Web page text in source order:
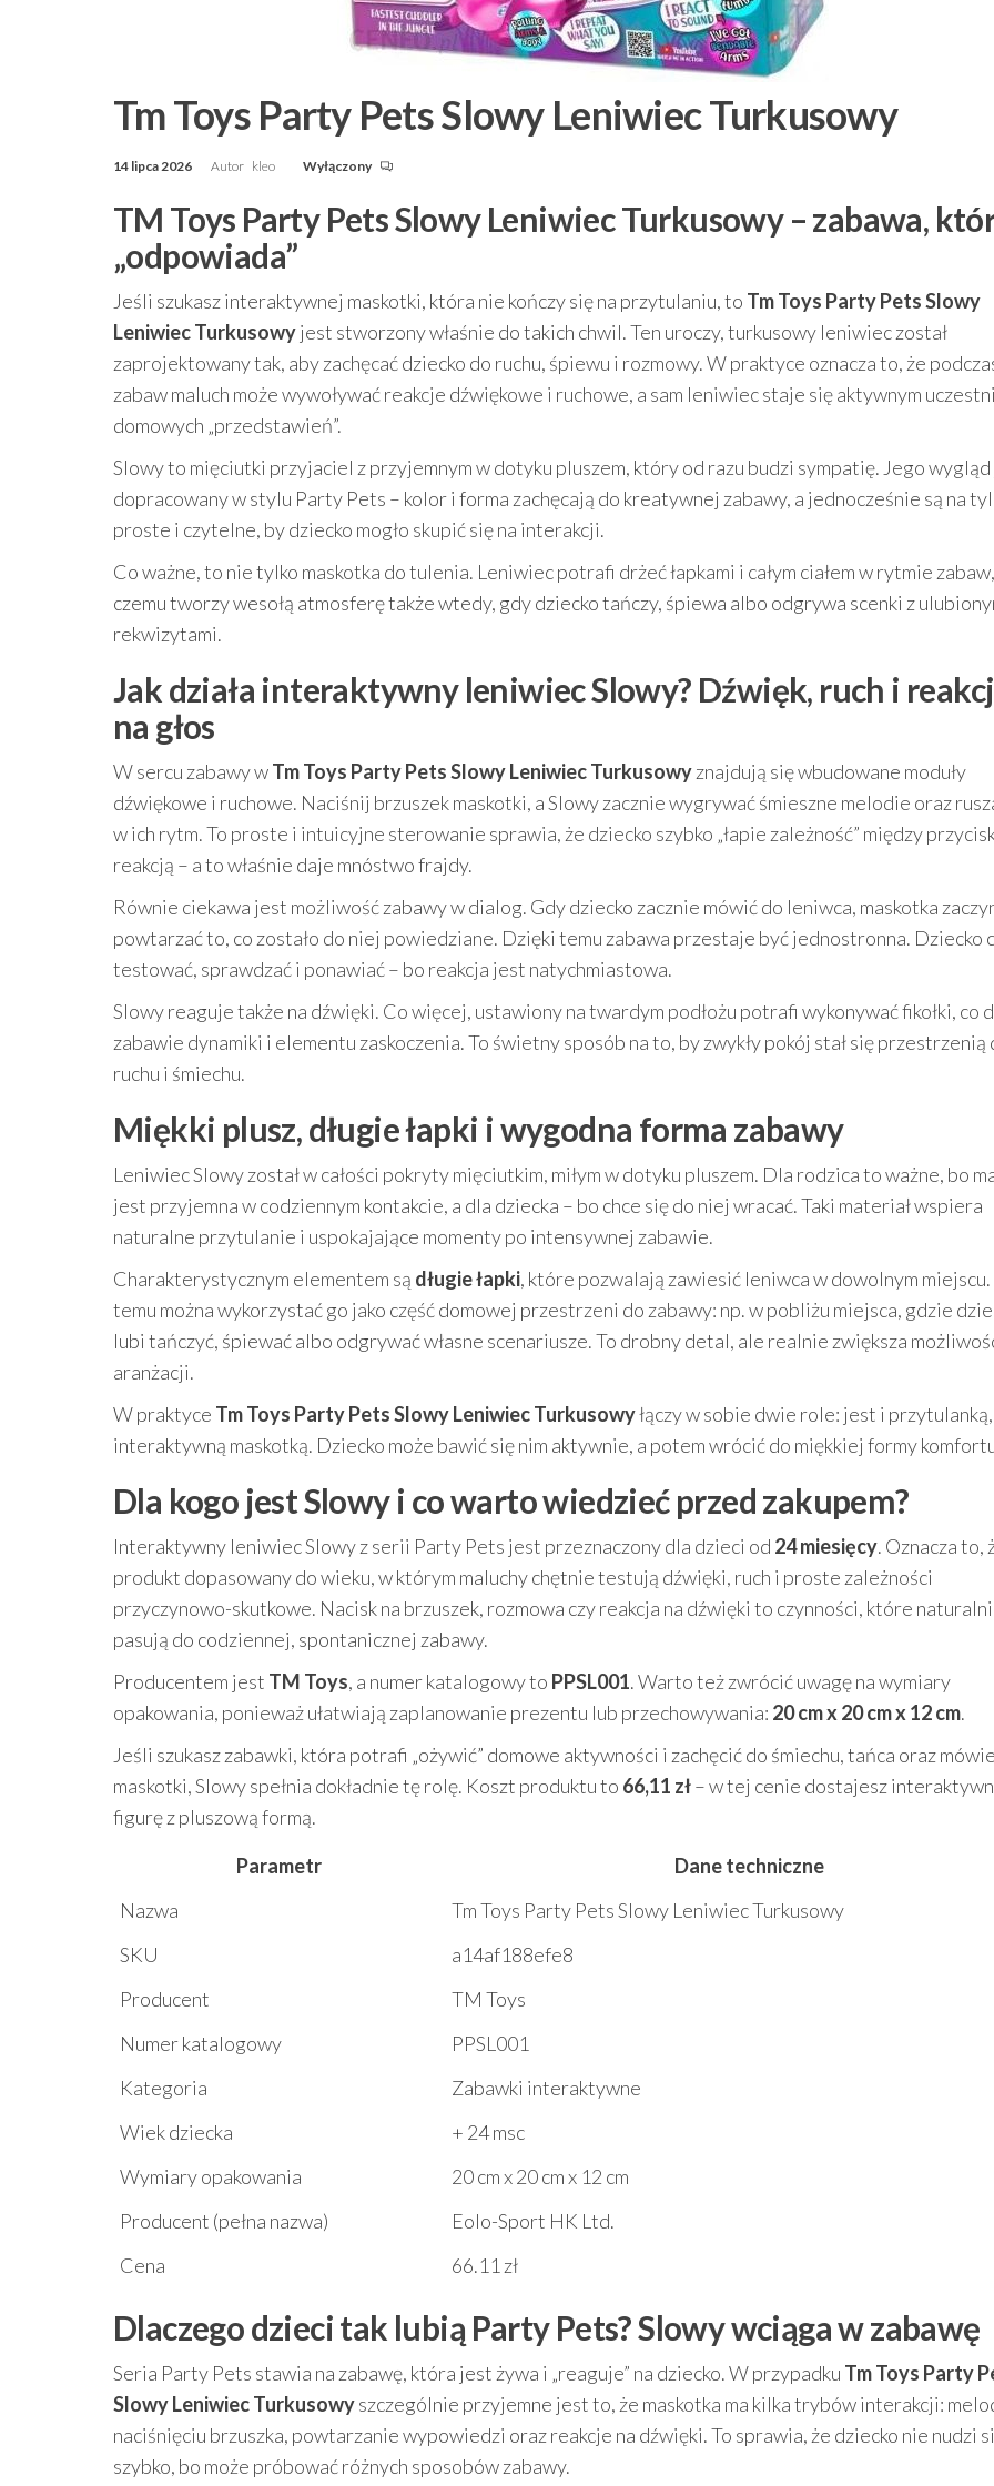
Tm Toys Party Pets Slowy Leniwiec Turkusowy
14 lipca 2026 Autor kleo Wyłączony
TM Toys Party Pets Slowy Leniwiec Turkusowy – zabawa,
„odpowiada”
Jeśli szukasz interaktywnej maskotki, która nie kończy się na przytulaniu, to Tm Toys Party Pets Slowy
Leniwiec Turkusowyjest stworzony właśnie do takich chwil. Ten uroczy, turkusowy leniwiec został
zaprojektowany tak, aby zachęcać dziecko do ruchu, śpiewu i rozmowy. W praktyce oznacza to, że
zabaw maluch może wywoływać reakcje dźwiękowe i ruchowe, a sam leniwiec staje się aktywnym
domowych „przedstawień”.
Slowy to mięciutki przyjaciel z przyjemnym w dotyku pluszem, który od razu budzi sympatię. Jego
dopracowany w stylu Party Pets – kolor i forma zachęcają do kreatywnej zabawy, a jednocześnie są na
proste i czytelne, by dziecko mogło skupić się na interakcji.
Co ważne, to nie tylko maskotka do tulenia. Leniwiec potrafi drżeć łapkami i całym ciałem w rytmie
czemu tworzy wesołą atmosferę także wtedy, gdy dziecko tańczy, śpiewa albo odgrywa scenki z
rekwizytami.
Jak działa interaktywny leniwiec Slowy? Dźwięk, ruch i
na głos
W sercu zabawy wTm Toys Party Pets Slowy Leniwiec Turkusowyznajdują się wbudowane moduły
dźwiękowe i ruchowe. Naciśnij brzuszek maskotki, a Slowy zacznie wygrywać śmieszne melodie oraz
w ich rytm. To proste i intuicyjne sterowanie sprawia, że dziecko szybko „łapie zależność” między
reakcją – a to właśnie daje mnóstwo frajdy.
Równie ciekawa jest możliwość zabawy w dialog. Gdy dziecko zacznie mówić do leniwca, maskotka
powtarzać to, co zostało do niej powiedziane. Dzięki temu zabawa przestaje być jednostronna. Dziecko
testować, sprawdzać i ponawiać – bo reakcja jest natychmiastowa.
Slowy reaguje także na dźwięki. Co więcej, ustawiony na twardym podłożu potrafi wykonywać fikołki, co
zabawie dynamiki i elementu zaskoczenia. To świetny sposób na to, by zwykły pokój stał się przestrzenią
ruchu i śmiechu.
Miękki plusz, długie łapki i wygodna forma zabawy
Leniwiec Slowy został w całości pokryty mięciutkim, miłym w dotyku pluszem. Dla rodzica to ważne, bo
jest przyjemna w codziennym kontakcie, a dla dziecka – bo chce się do niej wracać. Taki materiał wspiera
naturalne przytulanie i uspokajające momenty po intensywnej zabawie.
Charakterystycznym elementem są długie łapki, które pozwalają zawiesić leniwca w dowolnym
temu można wykorzystać go jako część domowej przestrzeni do zabawy: np. w pobliżu miejsca, gdzie
lubi tańczyć, śpiewać albo odgrywać własne scenariusze. To drobny detal, ale realnie zwiększa
aranżacji.
W praktyce Tm Toys Party Pets Slowy Leniwiec Turkusowyłączy w sobie dwie role: jest i
interaktywną maskotką. Dziecko może bawić się nim aktywnie, a potem wrócić do miękkiej formy
Dla kogo jest Slowy i co warto wiedzieć przed zakupem?
Interaktywny leniwiec Slowy z serii Party Pets jest przeznaczony dla dzieci od 24 miesięcy. Oznacza to,
produkt dopasowany do wieku, w którym maluchy chętnie testują dźwięki, ruch i proste zależności
przyczynowo-skutkowe. Nacisk na brzuszek, rozmowa czy reakcja na dźwięki to czynności, które
pasują do codziennej, spontanicznej zabawy.
Producentem jest TM Toys, a numer katalogowy to PPSL001. Warto też zwrócić uwagę na wymiary
opakowania, ponieważ ułatwiają zaplanowanie prezentu lub przechowywania: 20 cm x 20 cm x 12 cm.
Jeśli szukasz zabawki, która potrafi „ożywić” domowe aktywności i zachęcić do śmiechu, tańca oraz
maskotki, Slowy spełnia dokładnie tę rolę. Koszt produktu to 66,11 zł– w tej cenie dostajesz
figurę z pluszową formą.
Parametr
Dane techniczne
Nazwa
Tm Toys Party Pets Slowy Leniwiec Turkusowy
SKU
a14af188efe8
Producent
TM Toys
Numer katalogowy
PPSL001
Kategoria
Zabawki interaktywne
Wiek dziecka
+ 24 msc
Wymiary opakowania
20 cm x 20 cm x 12 cm
Producent (pełna nazwa)
Eolo-Sport HK Ltd.
Cena
66.11 zł
Dlaczego dzieci tak lubią Party Pets? Slowy wciąga w zabawę
Seria Party Pets stawia na zabawę, która jest żywa i „reaguje” na dziecko. W przypadku Tm Toys Party
Slowy Leniwiec Turkusowyszczególnie przyjemne jest to, że maskotka ma kilka trybów interakcji:
naciśnięciu brzuszka, powtarzanie wypowiedzi oraz reakcje na dźwięki. To sprawia, że dziecko nie nudzi
szybko, bo może próbować różnych sposobów zabawy.